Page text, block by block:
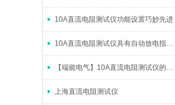
10A直流电阻测试仪功能设置巧妙先进
10A直流电阻测试仪具有自动放电指示功能
【端懿电气】10A直流电阻测试仪的功能设置巧妙先进
上海直流电阻测试仪